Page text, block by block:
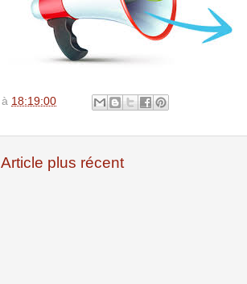
à 18:19:00
Article plus récent